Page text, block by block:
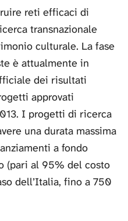
reti efficaci di
transnazionale
culturale. La fase
è attualmente in
dei risultati
approvati
I progetti di ricerca
una durata massima
a fondo
(pari al 95% del costo
dell’Italia, fino a 750